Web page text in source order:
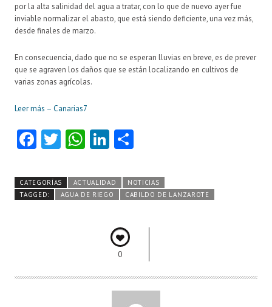
por la alta salinidad del agua a tratar, con lo que de nuevo ayer fue
inviable normalizar el abasto, que está siendo deficiente, una vez más,
desde finales de marzo.
En consecuencia, dado que no se esperan lluvias en breve, es de prever
que se agraven los daños que se están localizando en cultivos de
varias zonas agrícolas.
Leer más – Canarias7
Fa
b
o
T
itt
er
W
ts
A
Li
e
dI
m
pa
CATEGORÍAS ACTUALIDAD
NOTICIAS
TAGGED:
AGUA DE RIEGO CABILDO DE LANZAROTE
0